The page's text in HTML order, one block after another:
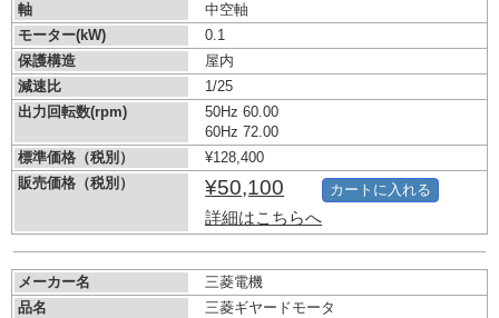
軸
中空軸
モーター(kW)
0.1
保護構造
屋内
減速比
1/25
出力回転数(rpm)
50Hz 60.00
60Hz 72.00
標準価格（税別）
¥128,400
販売価格（税別）
¥50,100
詳細はこちらへ
カートに入れる
メーカー名
三菱電機
品名
三菱ギヤードモータ